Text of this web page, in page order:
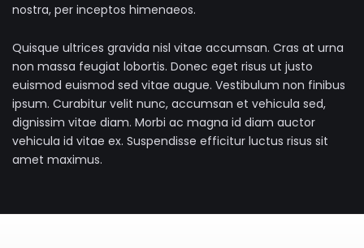
nostra, per inceptos himenaeos.
Quisque ultrices gravida nisl vitae accumsan. Cras at urna
non massa feugiat lobortis. Donec eget risus ut justo
euismod euismod sed vitae augue. Vestibulum non finibus
ipsum. Curabitur velit nunc, accumsan et vehicula sed,
dignissim vitae diam. Morbi ac magna id diam auctor
vehicula id vitae ex. Suspendisse efficitur luctus risus sit
amet maximus.